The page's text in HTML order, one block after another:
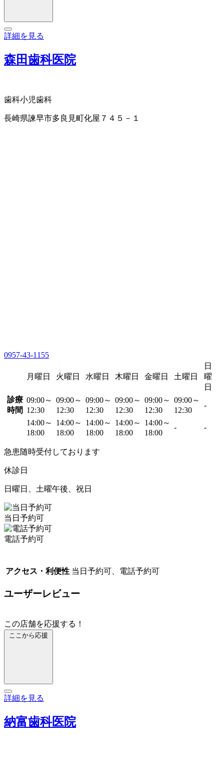
詳細を見る
森田歯科医院
歯科小児歯科
長崎県諫早市多良見町化屋７４５－１
0957-43-1155
月曜日 火曜日 水曜日 木曜日 金曜日 土曜日
日
曜
日
診療
時間
09:00～
12:30
09:00～
12:30
09:00～
12:30
09:00～
12:30
09:00～
12:30
09:00～
12:30
-
14:00～
18:00
14:00～
18:00
14:00～
18:00
14:00～
18:00
14:00～
18:00
- -
急患随時受付しております
休診日
日曜日、土曜午後、祝日
当日予約可
電話予約可
アクセス・利便性 当日予約可、電話予約可
ユーザーレビュー
この店舗を応援する！
ここから応援
詳細を見る
納富歯科医院